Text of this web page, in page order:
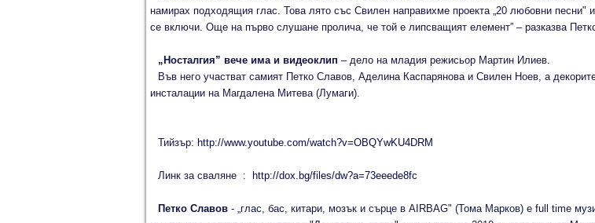
намирах подходящия глас. Това лято със Свилен направихме проекта „20 любовни песни"
се включи. Още на първо слушане пролича, че той е липсващият елемент” – разказва
„Носталгия” вече има и видеоклип – дело на младия режисьор Мартин Илиев.
Във него участват самият Петко Славов, Аделина Каспарянова и Свилен Ноев, а
инсталации на Магдалена Митева (Лумаги).
Тийзър: http://www.youtube.com/watch?v=OBQYwKU4DRM
Линк за сваляне : http://dox.bg/files/dw?a=73eeede8fc
Петко Славов- „глас, бас, китари, мозък и сърце в AIRBAG" (Тома Марков) е full time